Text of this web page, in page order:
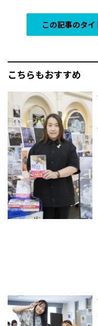
この記事のタ
こちらもおすすめ